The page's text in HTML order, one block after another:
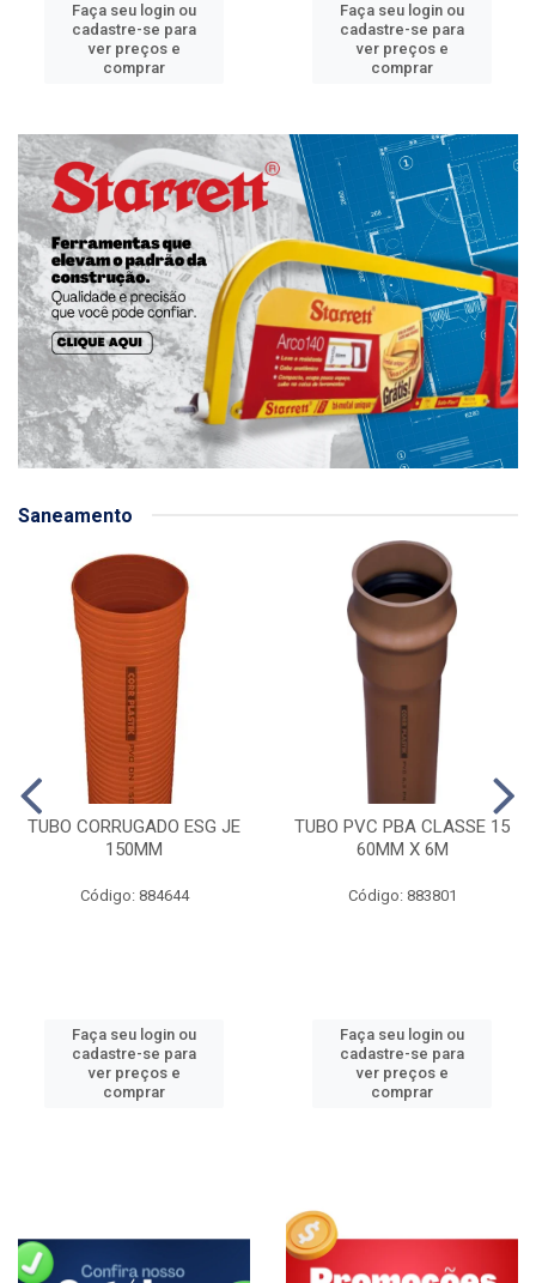
Faça seu login ou
cadastre-se para
ver preços e
comprar
Faça seu login ou
cadastre-se para
ver preços e
comprar
Saneamento
TUBO CORRUGADO ESG JE
150MM
Código: 884644
Faça seu login ou
cadastre-se para
ver preços e
comprar
TUBO PVC PBA CLASSE 15
60MM X 6M
Código: 883801
Faça seu login ou
cadastre-se para
ver preços e
comprar